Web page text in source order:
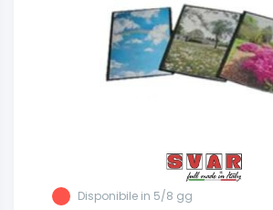
Disponibile in 5/8 gg